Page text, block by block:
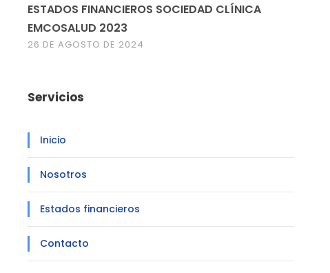
ESTADOS FINANCIEROS SOCIEDAD CLÍNICA
EMCOSALUD 2023
26 DE AGOSTO DE 2024
Servicios
Inicio
Nosotros
Estados financieros
Contacto